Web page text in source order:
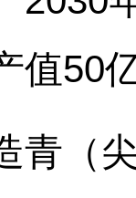
值50
青（